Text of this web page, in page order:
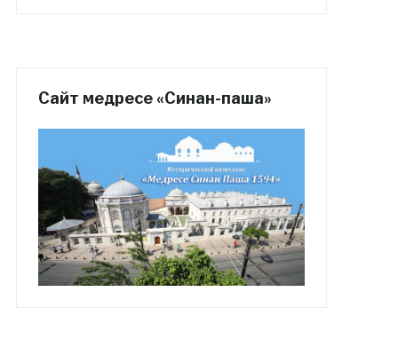
Сайт медресе «Синан-паша»